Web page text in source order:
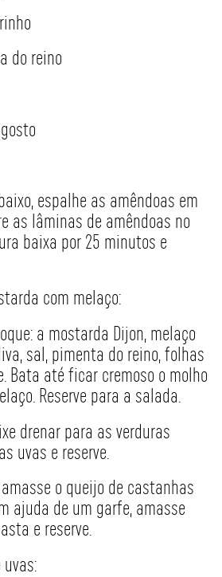
do reino
espalhe as amêndoas em
as lâminas de amêndoas no
baixa por 25 minutos e
com melaço:
a mostarda Dijon, melaço
sal, pimenta do reino, folhas
Bata até ficar cremoso o molho
Reserve para a salada.
drenar para as verduras
uvas e reserve.
o queijo de castanhas
ajuda de um garfe, amasse
e reserve.